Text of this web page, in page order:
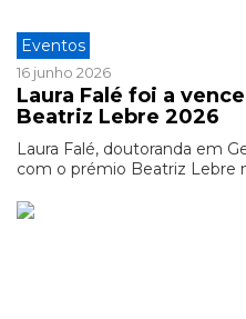
Eventos
16 junho 2026
Laura Falé foi a
Beatriz Lebre 2026
Laura Falé, doutoranda em
com o prémio Beatriz Lebre